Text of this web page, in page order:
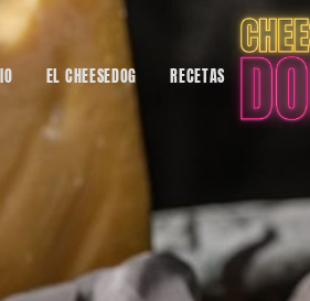
EL CHEESEDOG RECETAS